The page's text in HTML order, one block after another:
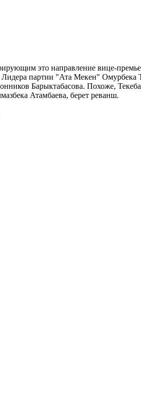
это направление вице-
Лидера партии "Ата Мекен"
Барыктабасова. Похоже,
Атамбаева, берет реванш.